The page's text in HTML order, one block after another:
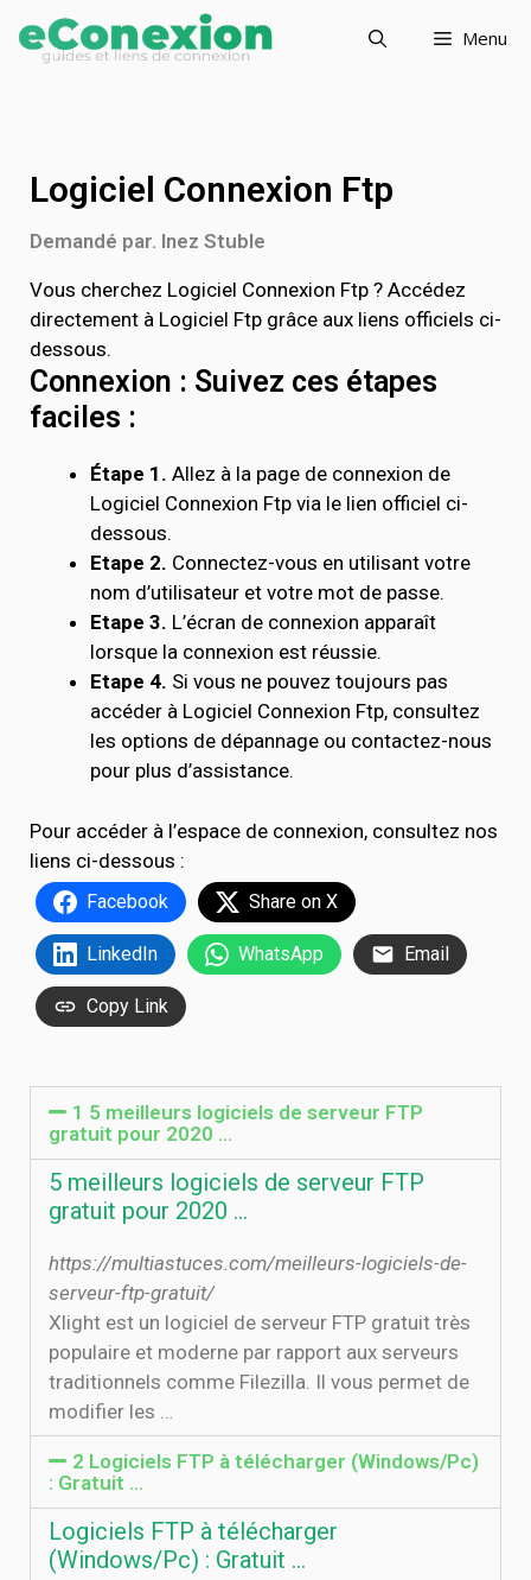
Menu
Logiciel Connexion Ftp
Demandé par. Inez Stuble
Vous cherchez Logiciel Connexion Ftp ? Accédez
directement à Logiciel Ftp grâce aux liens officiels ci-
dessous.
Connexion : Suivez ces étapes
faciles :
Étape 1. Allez à la page de connexion de
Logiciel Connexion Ftp via le lien officiel ci-
dessous.
Etape 2. Connectez-vous en utilisant votre
nom d’utilisateur et votre mot de passe.
Etape 3. L’écran de connexion apparaît
lorsque la connexion est réussie.
Etape 4. Si vous ne pouvez toujours pas
accéder à Logiciel Connexion Ftp, consultez
les options de dépannage ou contactez-nous
pour plus d’assistance.
Pour accéder à l’espace de connexion, consultez nos
liens ci-dessous :
Facebook Share on X
LinkedIn WhatsApp Email
Copy Link
1 5 meilleurs logiciels de serveur FTP
gratuit pour 2020 ...
5 meilleurs logiciels de serveur FTP
gratuit pour 2020 ...
https://multiastuces.com/meilleurs-logiciels-de-
serveur-ftp-gratuit/
Xlight est un logiciel de serveur FTP gratuit très
populaire et moderne par rapport aux serveurs
traditionnels comme Filezilla. Il vous permet de
modifier les …
2 Logiciels FTP à télécharger (Windows/Pc)
: Gratuit ...
Logiciels FTP à télécharger
(Windows/Pc) : Gratuit ...